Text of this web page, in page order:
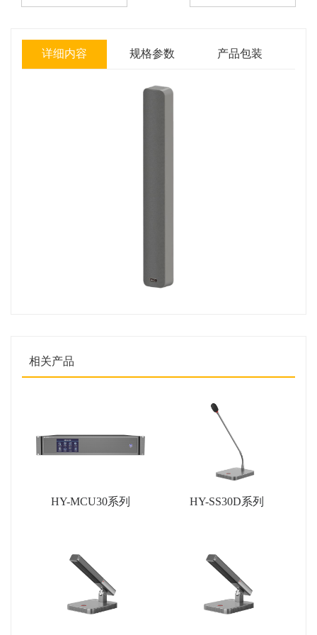
详细内容 规格参数 产品包装
相关产品
HY-MCU30系列 HY-SS30D系列